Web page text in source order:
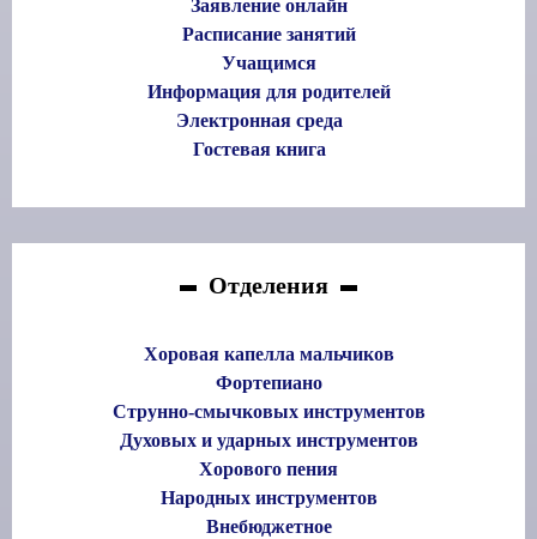
Заявление онлайн
Расписание занятий
Учащимся
Информация для родителей
Электронная среда
Гостевая книга
Отделения
Хоровая капелла мальчиков
Фортепиано
Струнно-смычковых инструментов
Духовых и ударных инструментов
Хорового пения
Народных инструментов
Внебюджетное